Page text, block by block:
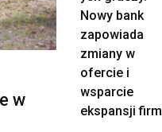
w
Nowy bank
zapowiada
zmiany w
ofercie i
wsparcie
ekspansji firm